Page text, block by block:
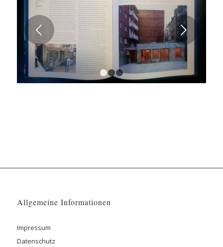
Weiter
1 2 3
Allgemeine Informationen
Impressum
Datenschutz